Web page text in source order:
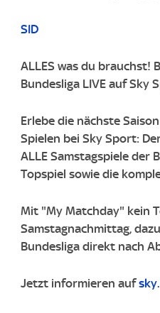
SID
ALLES was du brauchst!
Bundesliga LIVE auf Sky
Erlebe die nächste
Spielen bei Sky Sport:
ALLE Samstagspiele der
Topspiel sowie die
Mit "My Matchday" kein
Samstagnachmittag,
Bundesliga direkt nach
Jetzt informieren auf